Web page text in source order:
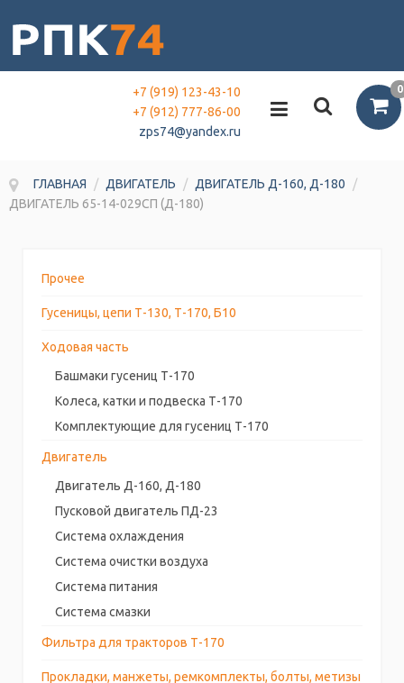
0
+7 (919) 123-43-10
+7 (912) 777-86-00
zps74@yandex.ru
ГЛАВНАЯ / ДВИГАТЕЛЬ / ДВИГАТЕЛЬ Д-160, Д-180
/
ДВИГАТЕЛЬ 65-14-029СП (Д-180)
Прочее
Гусеницы, цепи Т-130, Т-170, Б10
Ходовая часть
Башмаки гусениц Т-170
Колеса, катки и подвеска Т-170
Комплектующие для гусениц Т-170
Двигатель
Двигатель Д-160, Д-180
Пусковой двигатель ПД-23
Система охлаждения
Система очистки воздуха
Система питания
Система смазки
Фильтра для тракторов Т-170
Прокладки, манжеты, ремкомплекты, болты, метизы